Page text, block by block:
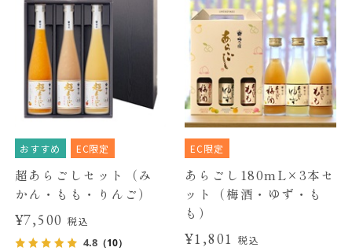
おすすめ EC限定
超あらごしセット（み
かん・もも・りんご）
¥7,500税込
4.8（10）
EC限定
あらごし180mL×3本セ
ット（梅酒・ゆず・も
も）
¥1,801 税込